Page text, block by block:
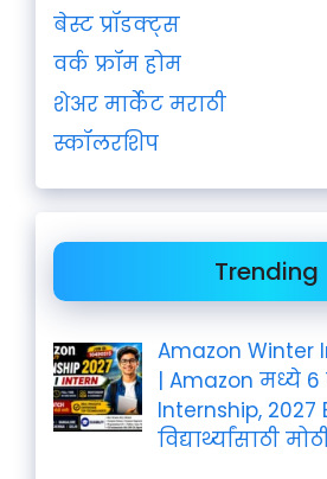
बेस्ट प्रॉडक्ट्स
वर्क फ्रॉम होम
शेअर मार्केट मराठी
स्कॉलरशिप
Trending
Amazon Winter
| Amazon मध्ये 6
Internship, 2027
विद्यार्थ्यांसाठी